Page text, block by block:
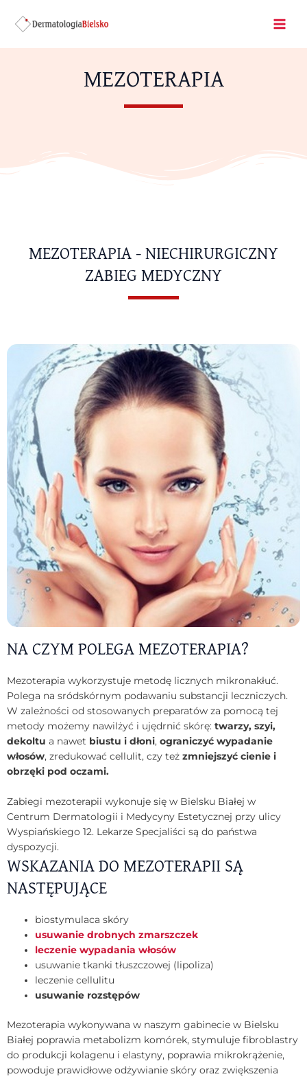
MEZOTERAPIA
MEZOTERAPIA - NIECHIRURGICZNY
ZABIEG MEDYCZNY
NA CZYM POLEGA MEZOTERAPIA?
Mezoterapia wykorzystuje metodę licznych mikronakłuć.
Polega na sródskórnym podawaniu substancji leczniczych.
W zależności od stosowanych preparatów za pomocą tej
metody możemy nawilżyć i ujędrnić skórę: twarzy, szyi,
dekoltu a nawet biustu i dłoni, ograniczyć wypadanie
włosów, zredukować cellulit, czy też zmniejszyć cienie i
obrzęki pod oczami.
Zabiegi mezoterapii wykonuje się w Bielsku Białej w
Centrum Dermatologii i Medycyny Estetycznej przy ulicy
Wyspiańskiego 12. Lekarze Specjaliści są do państwa
dyspozycji.
WSKAZANIA DO MEZOTERAPII SĄ
NASTĘPUJĄCE
biostymulaca skóry
usuwanie drobnych zmarszczek
leczenie wypadania włosów
usuwanie tkanki tłuszczowej (lipoliza)
leczenie cellulitu
usuwanie rozstępów
Mezoterapia wykonywana w naszym gabinecie w Bielsku
Białej poprawia metabolizm komórek, stymuluje fibroblastry
do produkcji kolagenu i elastyny, poprawia mikrokrążenie,
powoduje prawidłowe odżywianie skóry oraz zwiększenia